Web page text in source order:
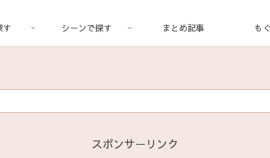
す シーンで探す まとめ記事 も
スポンサーリンク